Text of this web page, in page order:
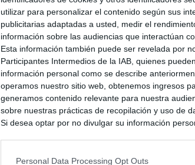
utilizar para personalizar el contenido según sus
publicitarias adaptadas a usted, medir el
información sobre las audiencias que interactúan
Esta información también puede ser revelada por
Participantes Intermedios de la IAB, quienes
información personal como se describe
operamos nuestro sitio web, obtenemos ingresos
generamos contenido relevante para nuestra
sobre nuestras prácticas de recopilación y uso de
Si desea optar por no divulgar su información
intereses basados en la información personal
Personal Data Processing Opt Outs